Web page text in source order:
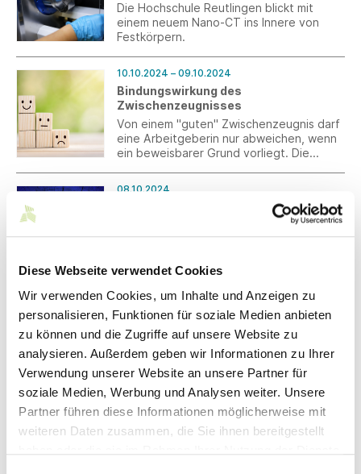
Diese Webseite verwendet Cookies
Wir verwenden Cookies, um Inhalte und Anzeigen zu
personalisieren, Funktionen für soziale Medien anbieten
zu können und die Zugriffe auf unsere Website zu
analysieren. Außerdem geben wir Informationen zu Ihrer
Verwendung unserer Website an unsere Partner für
soziale Medien, Werbung und Analysen weiter. Unsere
Partner führen diese Informationen möglicherweise mit
weiteren Daten zusammen, die Sie ihnen bereitgestellt
Die Hochschule Reutlingen blickt mit
einem neuem Nano-CT ins Innere von
Festkörpern.
10.10.2024 – 09.10.2024
Bindungswirkung des
Zwischenzeugnisses
Von einem "guten" Zwischenzeugnis darf
eine Arbeitgeberin nur abweichen, wenn
ein beweisbarer Grund vorliegt. Die
Beweislast.
08.10.2024
Europäische Kommission schlägt
Verschiebung der Verordnung über
entwaldungsfreien Lieferketten vor
Verschiebung der EU-Verordnung über
und Erzeugnisse, die mit Entwaldung und
Waldschädigung in Verbindung stehen,
auf dem Unionsmarkt und ihre Ausfuhr aus
der Union (EU) Nr. 2023/1115
(„Verordnung über entwaldungsfreie
Lieferketten“) um zwölf Monate
vorgeschlagen sowie zusätzliche
Leitlinien und FAQs zur Umsetzung
veröffentlicht.
08.10.2024
Ausbildungsstart bei der DOMMER
Stuttgarter Fahnenfabrik
Am 01. September 2024 starteten drei
Auszubildende bei der Dommer
Stuttgarter Fahnenfabrik ins neue
Ausbildungsjahr, in den
Ausbildungsberufe Kaufmann für E-
07.10.2024